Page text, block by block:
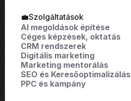
💼Szolgáltatások
AI megoldások építése
Céges képzések, oktatás
CRM rendszerek
Digitális marketing
Marketing mentorálás
SEO és Keresőoptimalizálás
PPC és kampány